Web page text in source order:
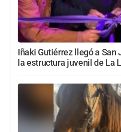
Iñaki Gutiérrez llegó a
la estructura juvenil de La